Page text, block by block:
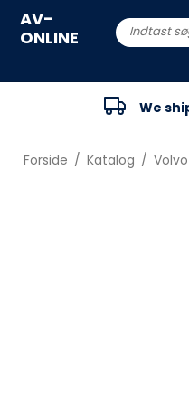
AV-
ONLINE
We
Forside / Katalog /